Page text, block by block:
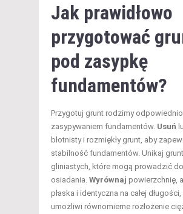
Jak prawidłowo
przygotować
pod zasypkę
fundamentów?
Przygotuj grunt rodzimy
zasypywaniem fundamentów. Usuń
błotnisty i rozmiękły grunt, aby
stabilność fundamentów. Unikaj
gliniastych, które mogą prowadzić do
osiadania. Wyrównaj powierzchnię,
płaska i identyczna na całej długości,
umożliwi równomierne rozłożenie